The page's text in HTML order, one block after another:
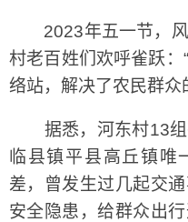
2023年五一节，风
村老百姓们欢呼雀跃
络站，解决了农民群众
据悉，河东村13组
临县镇平县高丘镇唯
差，曾发生过几起交
安全隐患，给群众出